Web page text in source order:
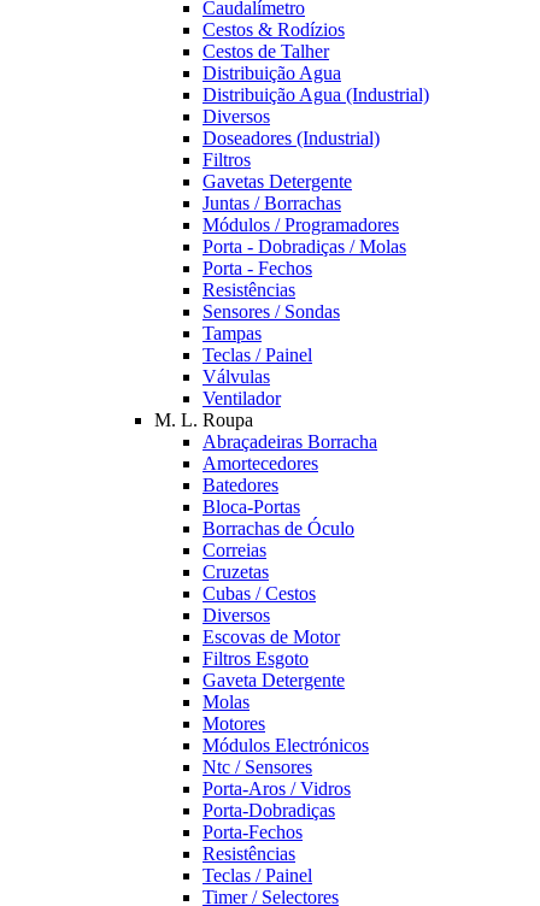
Caudalímetro
Cestos & Rodízios
Cestos de Talher
Distribuição Agua
Distribuição Agua (Industrial)
Diversos
Doseadores (Industrial)
Filtros
Gavetas Detergente
Juntas / Borrachas
Módulos / Programadores
Porta - Dobradiças / Molas
Porta - Fechos
Resistências
Sensores / Sondas
Tampas
Teclas / Painel
Válvulas
Ventilador
M. L. Roupa
Abraçadeiras Borracha
Amortecedores
Batedores
Bloca-Portas
Borrachas de Óculo
Correias
Cruzetas
Cubas / Cestos
Diversos
Escovas de Motor
Filtros Esgoto
Gaveta Detergente
Molas
Motores
Módulos Electrónicos
Ntc / Sensores
Porta-Aros / Vidros
Porta-Dobradiças
Porta-Fechos
Resistências
Teclas / Painel
Timer / Selectores